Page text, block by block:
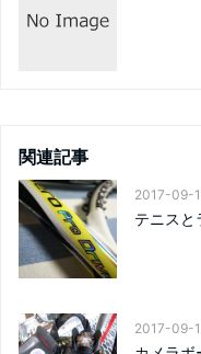
関連記事
2017-09-
テニスと
2017-09-